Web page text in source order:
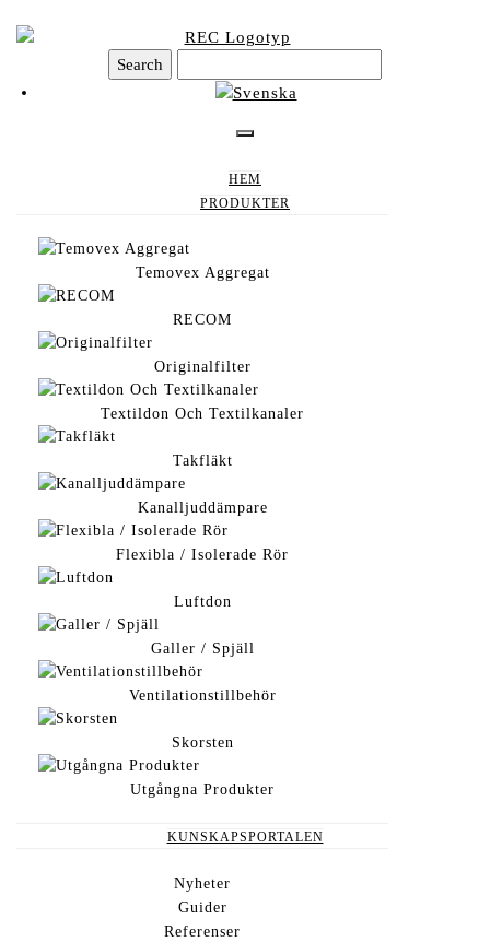
Hoppa till huvudinnehåll
HEM
PRODUKTER
Temovex Aggregat
RECOM
Originalfilter
Textildon Och Textilkanaler
Takfläkt
Kanalljuddämpare
Flexibla / Isolerade Rör
Luftdon
Galler / Spjäll
Ventilationstillbehör
Skorsten
Utgångna Produkter
KUNSKAPSPORTALEN
Nyheter
Guider
Referenser
RT-200 (vind)
/Utgångna produkter
200 (vind)
Dokument
←
RELATERADE PRODUKTER
REC Klimatanläggning (Äldre)